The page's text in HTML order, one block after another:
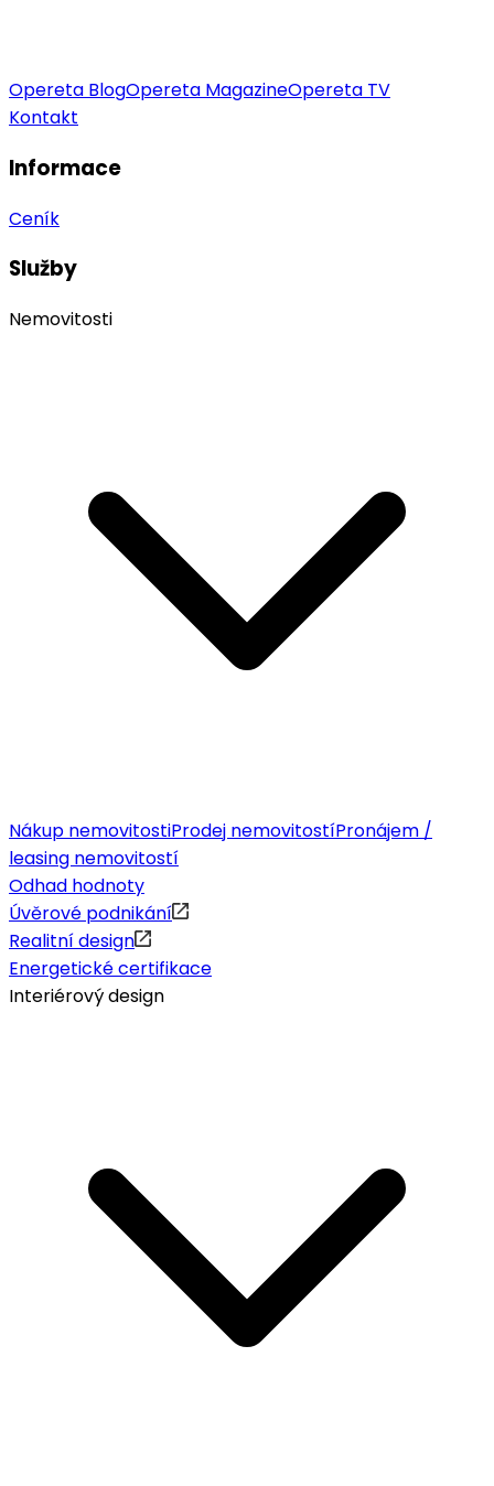
Opereta BlogOpereta MagazineOpereta TV
Kontakt
Informace
Ceník
Služby
Nemovitosti
Nákup nemovitostiProdej nemovitostíPronájem /
leasing nemovitostí
Odhad hodnoty
Úvěrové podnikání
Realitní design
Energetické certifikace
Interiérový design